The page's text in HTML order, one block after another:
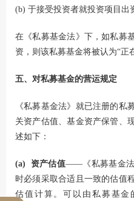
(b) 于接受投资者就投资项目出
在《私募基金法》下，如私募
资，则该私募基金将被认为“正
五、对私募基金的营运规定
《私募基金法》就已注册的私
关资产估值、基金资产保管、
述如下：
(a) 资产估值——《私募基金法
时必须采取合适且一致的估值
估值计算。可以由私募基金